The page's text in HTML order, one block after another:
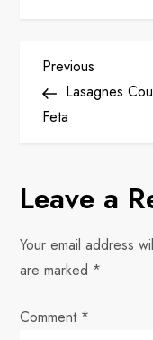
P
o
t
n
a
v
Previous
Post
Previous
Lasagnes
Feta
Leave a
Your email address
are marked *
Comment *